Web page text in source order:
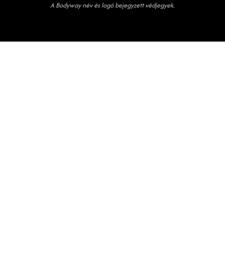
A Bodyway név és logó bejegyzett védjegyek.